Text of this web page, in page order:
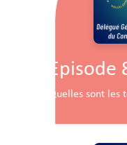
Episode
Quelles sont